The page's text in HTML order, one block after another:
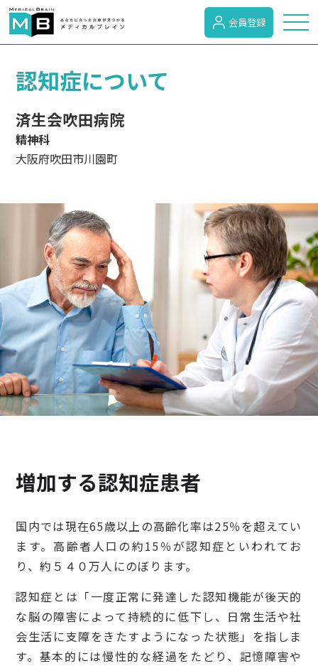
トピックス
症状検索
病気のカテゴリー
がん
検診・検査
出産・子ども
会員登録
認知症について
済生会吹田病院
精神科
大阪府吹田市川園町
増加する認知症患者
国内では現在65歳以上の高齢化率は25％を超えてい
ます。高齢者人口の約15％が認知症といわれてお
り、約５４０万人にのぼります。
認知症とは「一度正常に発達した認知機能が後天的
な脳の障害によって持続的に低下し、日常生活や社
会生活に支障をきたすようになった状態」を指しま
す。基本的には慢性的な経過をたどり、記憶障害や